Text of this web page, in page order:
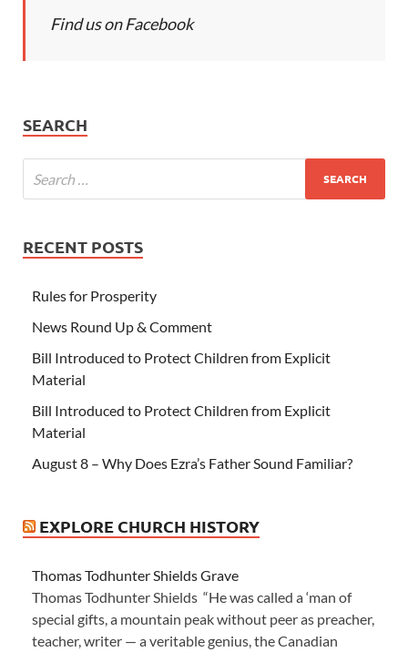
Find us on Facebook
SEARCH
RECENT POSTS
Rules for Prosperity
News Round Up & Comment
Bill Introduced to Protect Children from Explicit
Material
Bill Introduced to Protect Children from Explicit
Material
August 8 – Why Does Ezra’s Father Sound Familiar?
EXPLORE CHURCH HISTORY
Thomas Todhunter Shields Grave
Thomas Todhunter Shields “He was called a ‘man of
special gifts, a mountain peak without peer as preacher,
teacher, writer — a veritable genius, the Canadian